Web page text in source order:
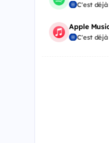
C'est
Apple
C'est